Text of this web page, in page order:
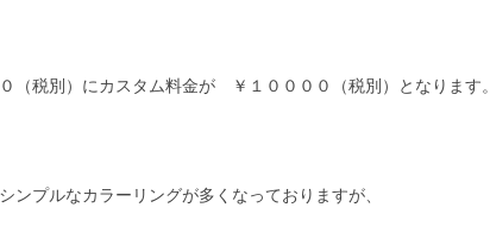
税別）にカスタム料金が ￥１００００（税別）となります。
ンプルなカラーリングが多くなっておりますが、